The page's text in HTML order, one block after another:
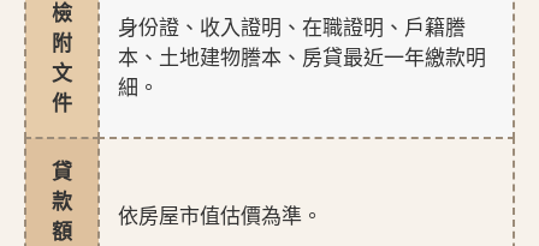
檢
附
文
件
身份證、收入證明、在職證明、戶籍謄
本、土地建物謄本、房貸最近一年繳款明
細。
貸
款
額
依房屋市值估價為準。